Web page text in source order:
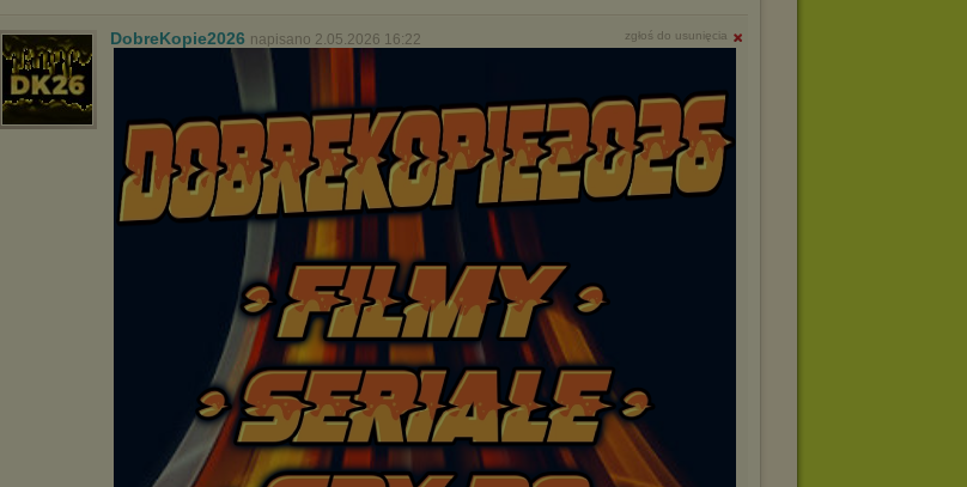
serwisu chomikuj.pl.
plików cookies
przez
Zaufanych Partnerów
reklam do Twoich potrzeb, analiza skuteczności działań
sprzeciwu spowoduje, że wyświetlana Ci reklama nie
do Twoich preferencji, a będzie to reklama
zmiany ustawień przeglądarki internetowej w
przechowywanie plików cookies na
końcowym. Można również usunąć pliki cookies,
odpowiednich zmian w ustawieniach przeglądarki
na ten temat znajdziesz pod adresem
DobreKopie2026 napisano 2.05.2026 16:22 zgłoś do usunięcia